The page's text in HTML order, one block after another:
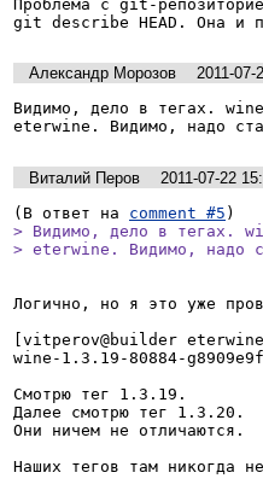
Проблема с git-
git describe HEAD. Она и
Александр Морозов
2011-07-
Видимо, дело в тегах.
eterwine. Видимо, надо
Виталий Перов
2011-07-22
(В ответ на comment #5
> Видимо, дело в тегах.
> eterwine. Видимо, надо
Логично, но я это уже
[vitperov@builder
wine-1.3.19-80884-g8909e9f
Смотрю тег 1.3.19.
Далее смотрю тег 1.3.20.
Они ничем не отличаются.
Наших тегов там никогда